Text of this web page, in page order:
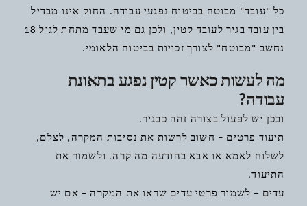
כל "עובד" מבוטח בביטוח נפגעי עבודה. החוק אינו מבדיל
בין עובד בגיר לעובד קטין, ולכן גם מי שעבד מתחת לגיל 18
נחשב "מבוטח" לצורך זכויות בביטוח הלאומי.
מה לעשות כאשר קטין נפגע בתאונת
עבודה?
ובכן יש לפעול בצורה זהה כבגיר.
תיעוד פרטים – חשוב לרשות את נסיבות המקרה, לצלם,
לשלוח לאמא או אבא בהודעה מה קרה. ולשמור את
התיעוד.
עדים – לשמור פרטי עדים שראו את המקרה – אם יש